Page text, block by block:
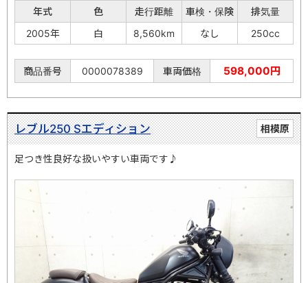
年式 色 走行距離 車検・保険
排気量
2005年
白 8,560km なし 250cc
商品番号 0000078389 車両価格 598,000円
相模原
レブル250 Sエディション
足つき性良好な扱いやすい車両です♪